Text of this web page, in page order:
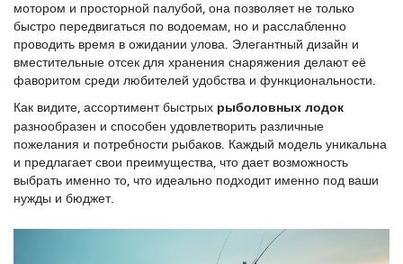
мотором и просторной палубой, она позволяет не только
быстро передвигаться по водоемам, но и расслабленно
проводить время в ожидании улова. Элегантный дизайн и
вместительные отсек для хранения снаряжения делают её
фаворитом среди любителей удобства и функциональности.
Как видите, ассортимент быстрых рыболовных лодок
разнообразен и способен удовлетворить различные
пожелания и потребности рыбаков. Каждый модель уникальна
и предлагает свои преимущества, что дает возможность
выбрать именно то, что идеально подходит именно под ваши
нужды и бюджет.